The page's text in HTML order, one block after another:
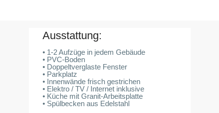
Ausstattung:
• 1-2 Aufzüge in jedem Gebäude
• PVC-Boden
• Doppeltverglaste Fenster
• Parkplatz
• Innenwände frisch gestrichen
• Elektro / TV / Internet inklusive
• Küche mit Granit-Arbeitsplatte
• Spülbecken aus Edelstahl